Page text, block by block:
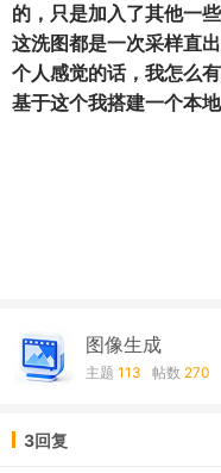
的，只是加入了其他一
这洗图都是一次采样直
个人感觉的话，我怎么
基于这个我搭建一个本
图像生成
主题 113 帖数 270
3回复